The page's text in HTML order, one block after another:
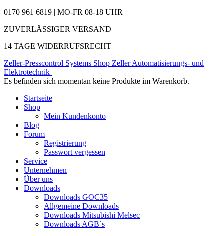
0170 961 6819 | MO-FR 08-18 UHR
ZUVERLÄSSIGER VERSAND
14 TAGE WIDERRUFSRECHT
Zeller-Presscontrol Systems Shop Zeller Automatisierungs- und
Elektrotechnik
Es befinden sich momentan keine Produkte im Warenkorb.
Startseite
Shop
Mein Kundenkonto
Blog
Forum
Registrierung
Passwort vergessen
Service
Unternehmen
Über uns
Downloads
Downloads GOC35
Allgemeine Downloads
Downloads Mitsubishi Melsec
Downloads AGB`s